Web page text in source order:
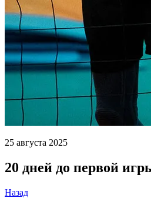
25 августа 2025
20 дней до первой
Назад